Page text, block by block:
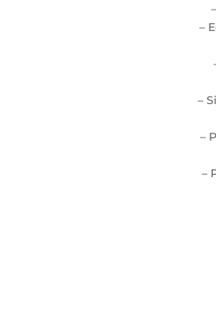
–
–
–
–